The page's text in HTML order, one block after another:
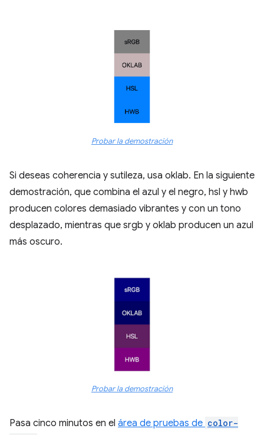
Probar la demostración
Si deseas coherencia y sutileza, usa oklab. En la siguiente
demostración, que combina el azul y el negro, hsl y hwb
producen colores demasiado vibrantes y con un tono
desplazado, mientras que srgb y oklab producen un azul
más oscuro.
Probar la demostración
Pasa cinco minutos en el área de pruebas de color-